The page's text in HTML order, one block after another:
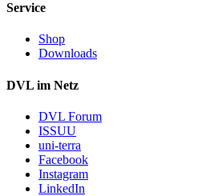
Service
Shop
Downloads
DVL im Netz
DVL Forum
ISSUU
uni-terra
Facebook
Instagram
LinkedIn